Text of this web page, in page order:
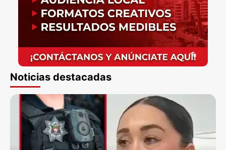
Noticias destacadas